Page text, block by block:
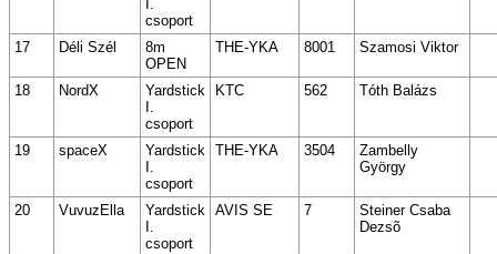
I.
csoport
17 Déli Szél
8m
OPEN
THE-YKA 8001 Szamosi Viktor
18 NordX
Yardstick
I.
csoport
KTC 562 Tóth Balázs
19 spaceX
Yardstick
I.
csoport
THE-YKA 3504
Zambelly
György
20 VuvuzElla
Yardstick
I.
csoport
AVIS SE 7
Steiner Csaba
Dezsõ